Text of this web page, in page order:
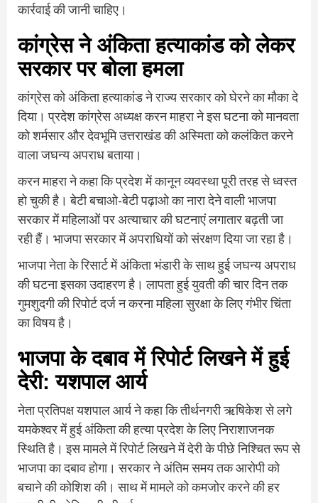
कार्रवाई की जानी चाहिए।
कांग्रेस ने अंकिता हत्याकांड को लेकर
सरकार पर बोला हमला
कांग्रेस को अंकिता हत्याकांड ने राज्य सरकार को घेरने का मौका दे
दिया। प्रदेश कांग्रेस अध्यक्ष करन माहरा ने इस घटना को मानवता
को शर्मसार और देवभूमि उत्तराखंड की अस्मिता को कलंकित करने
वाला जघन्य अपराध बताया।
करन माहरा ने कहा कि प्रदेश में कानून व्यवस्था पूरी तरह से ध्वस्त
हो चुकी है। बेटी बचाओ-बेटी पढ़ाओ का नारा देने वाली भाजपा
सरकार में महिलाओं पर अत्याचार की घटनाएं लगातार बढ़ती जा
रही हैं। भाजपा सरकार में अपराधियों को संरक्षण दिया जा रहा है।
भाजपा नेता के रिसार्ट में अंकिता भंडारी के साथ हुई जघन्य अपराध
की घटना इसका उदाहरण है। लापता हुई युवती की चार दिन तक
गुमशुदगी की रिपोर्ट दर्ज न करना महिला सुरक्षा के लिए गंभीर चिंता
का विषय है।
भाजपा के दबाव में रिपोर्ट लिखने में हुई
देरी: यशपाल आर्य
नेता प्रतिपक्ष यशपाल आर्य ने कहा कि तीर्थनगरी ऋषिकेश से लगे
यमकेश्वर में हुई अंकिता की हत्या प्रदेश के लिए निराशाजनक
स्थिति है। इस मामले में रिपोर्ट लिखने में देरी के पीछे निश्चित रूप से
भाजपा का दबाव होगा। सरकार ने अंतिम समय तक आरोपी को
बचाने की कोशिश की। साथ में मामले को कमजोर करने की हर